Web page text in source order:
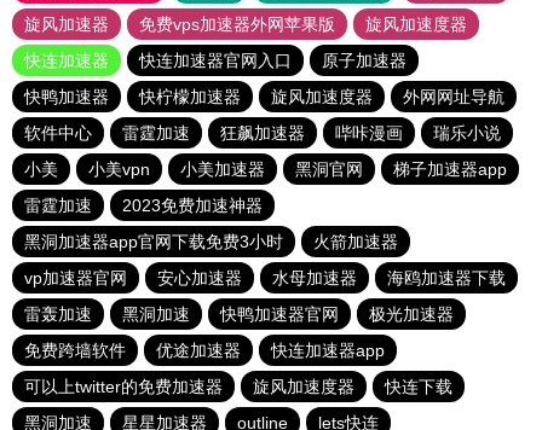
旋风加速器
免费vps加速器外网苹果版
旋风加速度器
快连加速器
快连加速器官网入口
原子加速器
快鸭加速器
快柠檬加速器 旋风加速度器
外网网址导航
软件中心
雷霆加速 狂飙加速器 哔咔漫画
瑞乐小说
小美
小美vpn 小美加速器 黑洞官网
梯子加速器app
雷霆加速
2023免费加速神器
黑洞加速器app官网下载免费3小时
火箭加速器
vp加速器官网
安心加速器 水母加速器
海鸥加速器下载
雷轰加速
黑洞加速 快鸭加速器官网
极光加速器
免费跨墙软件
优途加速器
快连加速器app
可以上twitter的免费加速器
旋风加速度器
快连下载
黑洞加速
星星加速器 outline lets快连